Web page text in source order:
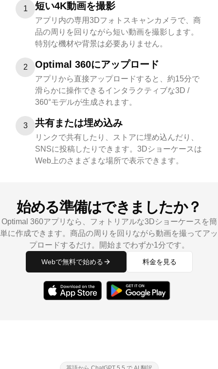
1 短い4K動画を撮影
アプリ内の専用3Dフォトスキャンカメラで、商
品の周りを回りながら短い動画を撮影します。
特別な機材や背景は必要ありません。
2 Optimal 360にアップロード
アプリから直接アップロードすると、約15分で
滑らかに操作できるインタラクティブな3D /
360°モデルが生成されます。
3 共有または埋め込み
リンクで共有したり、ストアに埋め込んだり、
SNSに投稿したりできます。3Dショーケースは
Web上のさまざまな場所で表示できます。
始める準備はできましたか？
Optimal 360アプリなら、フォトリアルな3Dショーケースを簡
単に作成できます。商品の周りを回りながら動画を撮ってアッ
プロードするだけ。開始までわずか1分です。
Webで無料で始める 料金を見る